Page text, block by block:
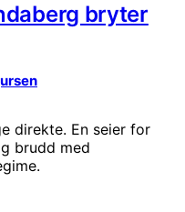
bryter
direkte. En seier for
brudd med